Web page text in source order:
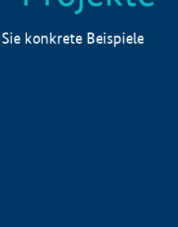
konkrete Beispiele